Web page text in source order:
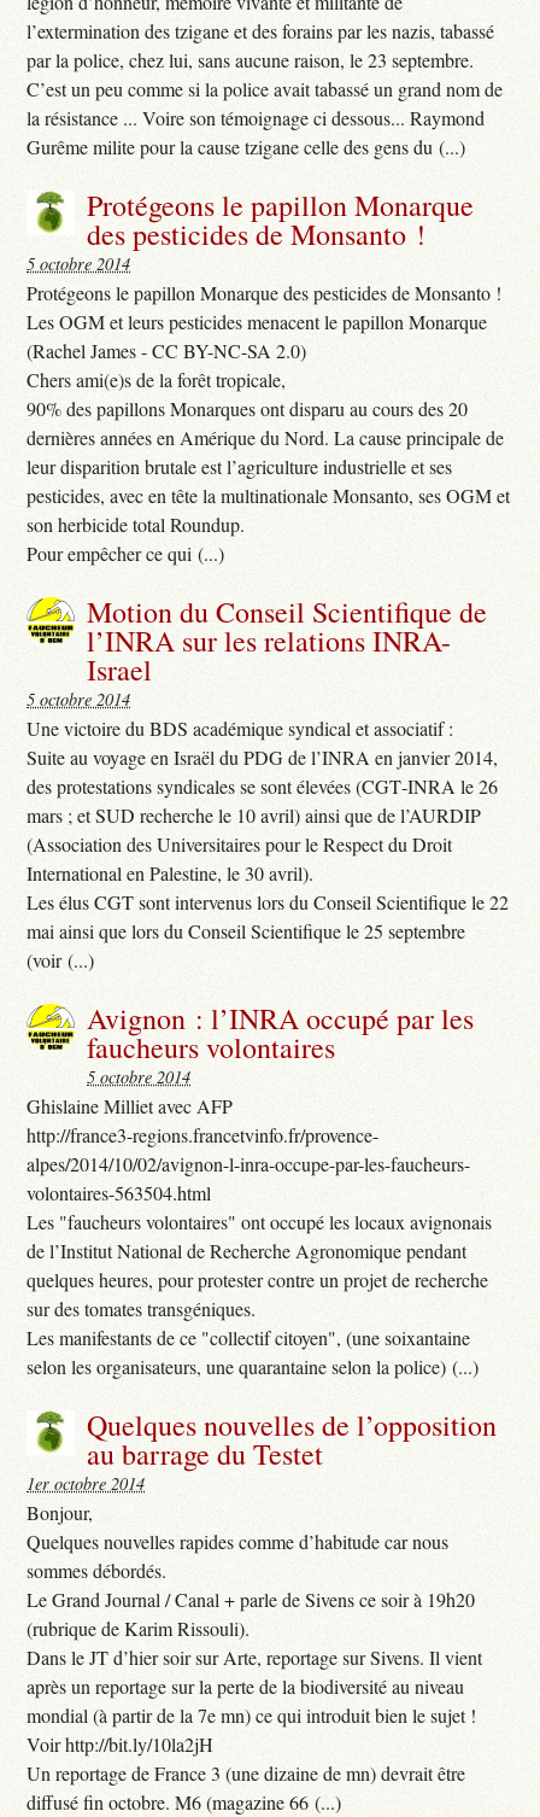
l’extermination des tzigane et des forains par les nazis, tabassé
par la police, chez lui, sans aucune raison, le 23 septembre.
C’est un peu comme si la police avait tabassé un grand nom de
la résistance ... Voire son témoignage ci dessous... Raymond
Gurême milite pour la cause tzigane celle des gens du (...)
Protégeons le papillon Monarque
des pesticides de Monsanto !
5 octobre 2014
Protégeons le papillon Monarque des pesticides de Monsanto !
Les OGM et leurs pesticides menacent le papillon Monarque
(Rachel James - CC BY-NC-SA 2.0)
Chers ami(e)s de la forêt tropicale,
90% des papillons Monarques ont disparu au cours des 20
dernières années en Amérique du Nord. La cause principale de
leur disparition brutale est l’agriculture industrielle et ses
pesticides, avec en tête la multinationale Monsanto, ses OGM et
son herbicide total Roundup.
Pour empêcher ce qui (...)
Motion du Conseil Scientifique de
l’INRA sur les relations INRA-
Israel
5 octobre 2014
Une victoire du BDS académique syndical et associatif :
Suite au voyage en Israël du PDG de l’INRA en janvier 2014,
des protestations syndicales se sont élevées (CGT‐INRA le 26
mars ; et SUD recherche le 10 avril) ainsi que de l’AURDIP
(Association des Universitaires pour le Respect du Droit
International en Palestine, le 30 avril).
Les élus CGT sont intervenus lors du Conseil Scientifique le 22
mai ainsi que lors du Conseil Scientifique le 25 septembre
(voir (...)
Avignon : l’INRA occupé par les
faucheurs volontaires
5 octobre 2014
Ghislaine Milliet avec AFP
http://france3-regions.francetvinfo.fr/provence-
alpes/2014/10/02/avignon-l-inra-occupe-par-les-faucheurs-
volontaires-563504.html
Les "faucheurs volontaires" ont occupé les locaux avignonais
de l’Institut National de Recherche Agronomique pendant
quelques heures, pour protester contre un projet de recherche
sur des tomates transgéniques.
Les manifestants de ce "collectif citoyen", (une soixantaine
selon les organisateurs, une quarantaine selon la police) (...)
Quelques nouvelles de l’opposition
au barrage du Testet
1er octobre 2014
Bonjour,
Quelques nouvelles rapides comme d’habitude car nous
sommes débordés.
Le Grand Journal / Canal + parle de Sivens ce soir à 19h20
(rubrique de Karim Rissouli).
Dans le JT d’hier soir sur Arte, reportage sur Sivens. Il vient
après un reportage sur la perte de la biodiversité au niveau
mondial (à partir de la 7e mn) ce qui introduit bien le sujet !
Voir http://bit.ly/10la2jH
Un reportage de France 3 (une dizaine de mn) devrait être
diffusé fin octobre. M6 (magazine 66 (...)